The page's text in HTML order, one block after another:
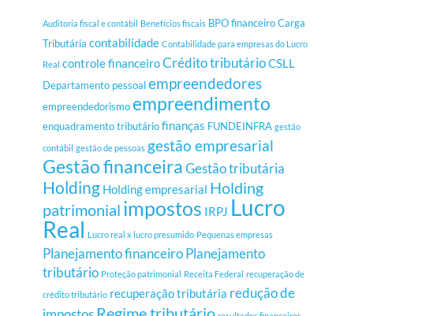
Auditoria fiscal e contábil Benefícios fiscais BPO financeiroCarga
Tributária contabilidade Contabilidade para empresas do Lucro
Real controle financeiroCrédito tributárioCSLL
Departamento pessoalempreendedores
empreendedorismoempreendimento
enquadramento tributáriofinanças FUNDEINFRA gestão
contábil gestão de pessoas gestão empresarial
Gestão financeiraGestão tributária
Holding Holding empresarial Holding
patrimonial impostos IRPJ Lucro
Real Lucro real x lucro presumido Pequenas empresas
Planejamento financeiroPlanejamento
tributário Proteção patrimonial Receita Federal recuperação de
crédito tributário recuperação tributária redução de